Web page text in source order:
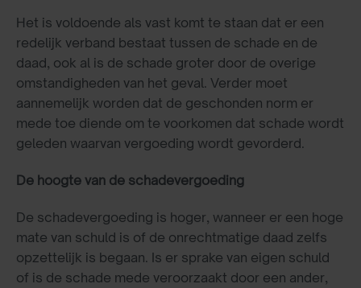
Het is voldoende als vast komt te staan dat er een
redelijk verband bestaat tussen de schade en de
daad, ook al is de schade groter door de overige
omstandigheden van het geval. Verder moet
aannemelijk worden dat de geschonden norm er
mede toe diende om te voorkomen dat schade wordt
geleden waarvan vergoeding wordt gevorderd.
De hoogte van de schadevergoeding
De schadevergoeding is hoger, wanneer er een hoge
mate van schuld is of de onrechtmatige daad zelfs
opzettelijk is begaan. Is er sprake van eigen schuld
of is de schade mede veroorzaakt door een ander,